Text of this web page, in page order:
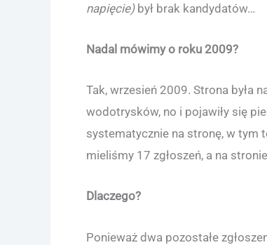
napięcie)był brak kandydatów…
Nadal mówimy o roku 2009?
Tak, wrzesień 2009. Strona była
wodotrysków, no i pojawiły się
systematycznie na stronę, w tym
mieliśmy 17 zgłoszeń, a na
Dlaczego?
Ponieważ dwa pozostałe